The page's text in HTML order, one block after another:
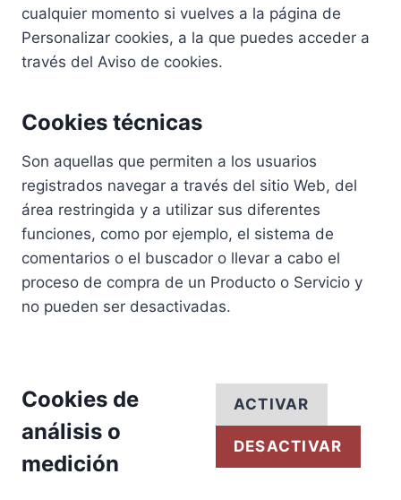
cualquier momento si vuelves a la página de
Personalizar cookies, a la que puedes acceder a
través del Aviso de cookies.
Cookies técnicas
Son aquellas que permiten a los usuarios
registrados navegar a través del sitio Web, del
área restringida y a utilizar sus diferentes
funciones, como por ejemplo, el sistema de
comentarios o el buscador o llevar a cabo el
proceso de compra de un Producto o Servicio y
no pueden ser desactivadas.
Cookies de
análisis o
medición
ACTIVAR
DESACTIVAR